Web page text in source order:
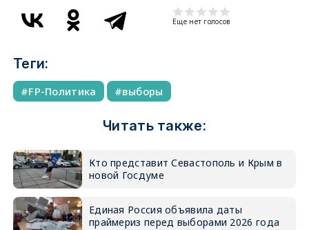
Еще нет голосов
Теги:
FP-Политика выборы
Читать также:
Кто представит Севастополь и Крым в
новой Госдуме
Единая Россия объявила даты
праймериз перед выборами 2026 года